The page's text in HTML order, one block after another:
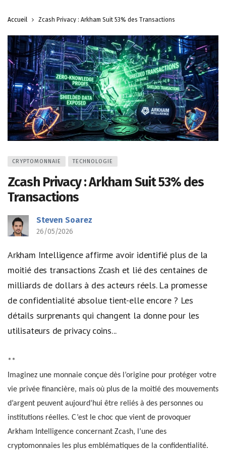
Accueil Zcash Privacy : Arkham Suit 53% des Transactions
CRYPTOMONNAIE TECHNOLOGIE
Zcash Privacy : Arkham Suit 53% des
Transactions
Steven Soarez
26/05/2026
Arkham Intelligence affirme avoir identifié plus de la
moitié des transactions Zcash et lié des centaines de
milliards de dollars à des acteurs réels. La promesse
de confidentialité absolue tient-elle encore ? Les
détails surprenants qui changent la donne pour les
utilisateurs de privacy coins...
**
Imaginez une monnaie conçue dès l’origine pour protéger votre
vie privée financière, mais où plus de la moitié des mouvements
d’argent peuvent aujourd’hui être reliés à des personnes ou
institutions réelles. C’est le choc que vient de provoquer
Arkham Intelligence concernant Zcash, l’une des
cryptomonnaies les plus emblématiques de la confidentialité.